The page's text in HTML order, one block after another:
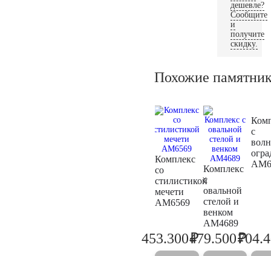
дешевле?
Сообщите
и
получите
скидку.
Похожие
Комплекс
со
стилистикой
мечети
AM6569
477.200
453.300₽
Комплекс
с
овальной
стелой и
венком
AM4689
479.500₽
с